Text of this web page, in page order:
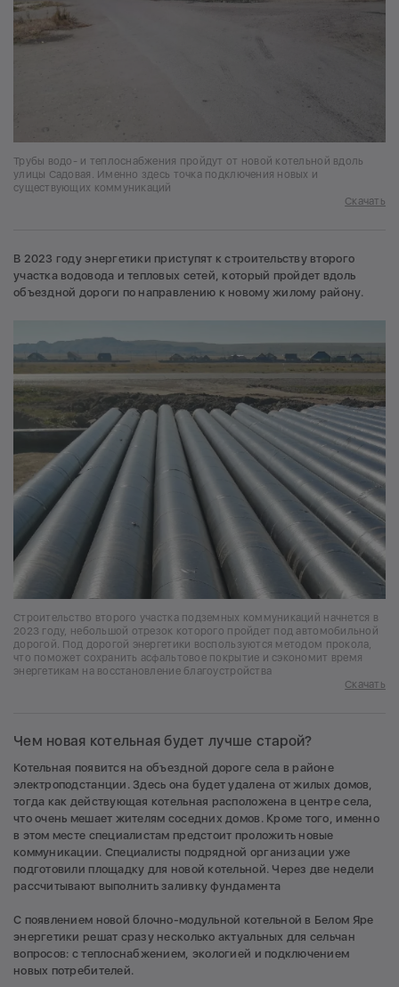
Трубы водо- и теплоснабжения пройдут от новой котельной вдоль
улицы Садовая. Именно здесь точка подключения новых и
существующих коммуникаций
Скачать
В 2023 году энергетики приступят к строительству второго
участка водовода и тепловых сетей, который пройдет вдоль
объездной дороги по направлению к новому жилому району.
Строительство второго участка подземных коммуникаций начнется в
2023 году, небольшой отрезок которого пройдет под автомобильной
дорогой. Под дорогой энергетики воспользуются методом прокола,
что поможет сохранить асфальтовое покрытие и сэкономит время
энергетикам на восстановление благоустройства
Скачать
Чем новая котельная будет лучше старой?
Котельная появится на объездной дороге села в районе
электроподстанции. Здесь она будет удалена от жилых домов,
тогда как действующая котельная расположена в центре села,
что очень мешает жителям соседних домов. Кроме того, именно
в этом месте специалистам предстоит проложить новые
коммуникации. Специалисты подрядной организации уже
подготовили площадку для новой котельной. Через две недели
рассчитывают выполнить заливку фундамента
С появлением новой блочно-модульной котельной в Белом Яре
энергетики решат сразу несколько актуальных для сельчан
вопросов: с теплоснабжением, экологией и подключением
новых потребителей.